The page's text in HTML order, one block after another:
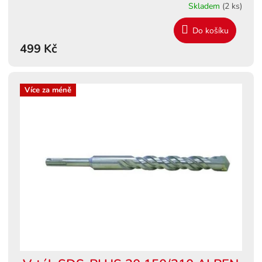
Skladem (2 ks)
499 Kč
Do košíku
Více za méně